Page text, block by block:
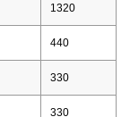
1320
440
330
330